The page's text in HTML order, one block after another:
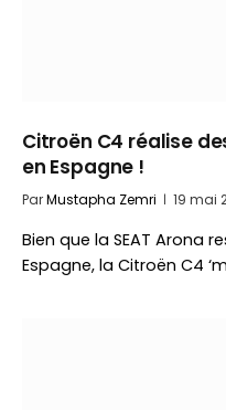
Citroën C4 réalise
en Espagne !
ParMustapha Zemri 19 mai
Bien que la SEAT Arona
Espagne, la Citroën C4